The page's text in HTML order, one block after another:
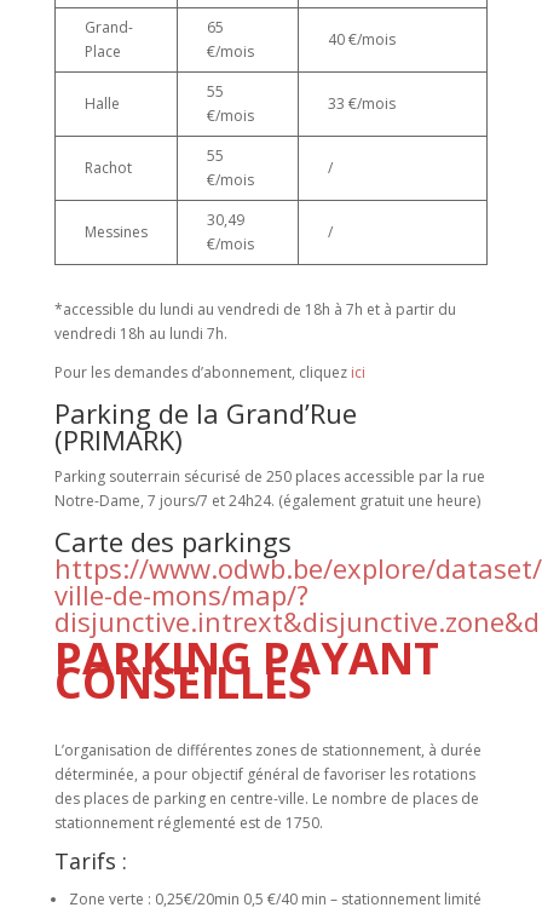
Grand-
Place
65
€/mois
40 €/mois
Halle
55
€/mois
33 €/mois
Rachot
55
€/mois
/
Messines
30,49
€/mois
/
*accessible du lundi au vendredi de 18h à 7h et à partir du
vendredi 18h au lundi 7h.
Pour les demandes d’abonnement, cliquez ici
Parking de la Grand’Rue
(PRIMARK)
Parking souterrain sécurisé de 250 places accessible par la rue
Notre-Dame, 7 jours/7 et 24h24. (également gratuit une heure)
Carte des parkings
https://www.odwb.be/explore/
ville-de-mons/map/?
PARKING PAYANT
CONSEILLES
L’organisation de différentes zones de stationnement, à durée
déterminée, a pour objectif général de favoriser les rotations
des places de parking en centre-ville. Le nombre de places de
stationnement réglementé est de 1750.
Tarifs :
Zone verte : 0,25€/20min 0,5 €/40 min – stationnement limité